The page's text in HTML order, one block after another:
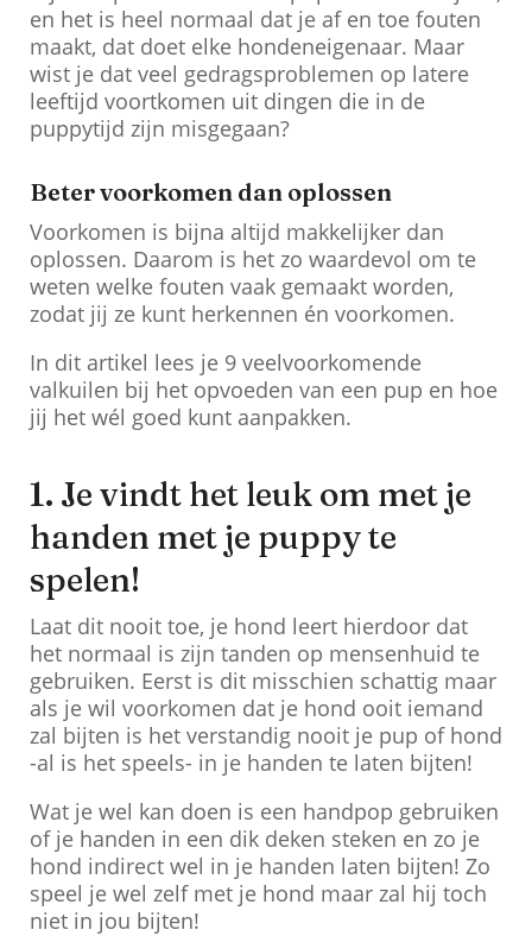
en het is heel normaal dat je af en toe fouten
maakt, dat doet elke hondeneigenaar. Maar
wist je dat veel gedragsproblemen op latere
leeftijd voortkomen uit dingen die in de
puppytijd zijn misgegaan?
Beter voorkomen dan oplossen
Voorkomen is bijna altijd makkelijker dan
oplossen. Daarom is het zo waardevol om te
weten welke fouten vaak gemaakt worden,
zodat jij ze kunt herkennen én voorkomen.
In dit artikel lees je 9 veelvoorkomende
valkuilen bij het opvoeden van een pup en hoe
jij het wél goed kunt aanpakken.
1. Je vindt het leuk om met je
handen met je puppy te
spelen!
Laat dit nooit toe, je hond leert hierdoor dat
het normaal is zijn tanden op mensenhuid te
gebruiken. Eerst is dit misschien schattig maar
als je wil voorkomen dat je hond ooit iemand
zal bijten is het verstandig nooit je pup of hond
-al is het speels- in je handen te laten bijten!
Wat je wel kan doen is een handpop gebruiken
of je handen in een dik deken steken en zo je
hond indirect wel in je handen laten bijten! Zo
speel je wel zelf met je hond maar zal hij toch
niet in jou bijten!